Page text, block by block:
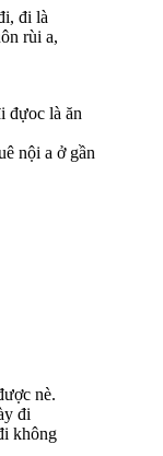
đi là
rùi a,
đựoc là ăn
nội a ở gần
nè.
đi
không